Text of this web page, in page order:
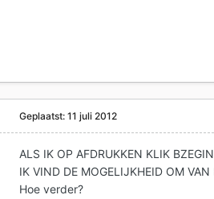
Geplaatst:11 juli 2012
ALS IK OP AFDRUKKEN KLIK
IK VIND DE MOGELIJKHEID OM
Hoe verder?